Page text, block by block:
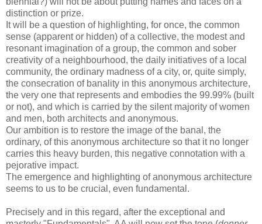
distinction or prize.
It will be a question of highlighting, for once, the common
sense (apparent or hidden) of a collective, the modest and
resonant imagination of a group, the common and sober
creativity of a neighbourhood, the daily initiatives of a local
community, the ordinary madness of a city, or, quite simply,
the consecration of banality in this anonymous architecture,
the very one that represents and embodies the 99.99% (built
or not), and which is carried by the silent majority of women
and men, both architects and anonymous.
Our ambition is to restore the image of the banal, the
ordinary, of this anonymous architecture so that it no longer
carries this heavy burden, this negative connotation with a
pejorative impact.
The emergence and highlighting of anonymous architecture
seems to us to be crucial, even fundamental.
Precisely and in this regard, after the exceptional and